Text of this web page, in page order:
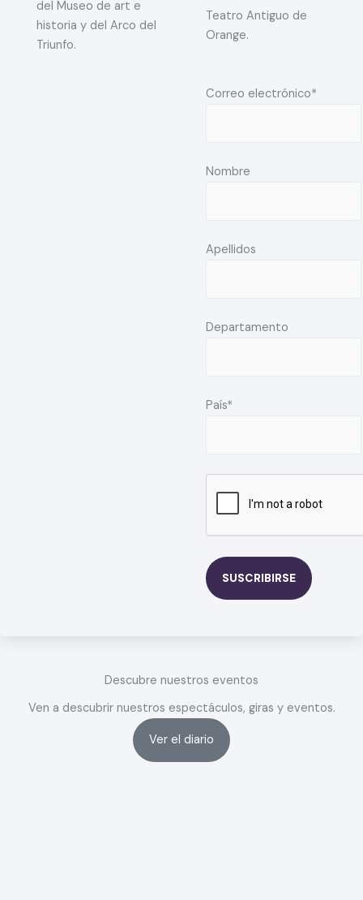
del Museo de art e
historia y del Arco del
Triunfo.
Teatro Antiguo de
Orange.
Correo electrónico*
Nombre
Apellidos
Departamento
País*
Descubre nuestros eventos
Ven a descubrir nuestros espectáculos, giras y eventos.
Ver el diario